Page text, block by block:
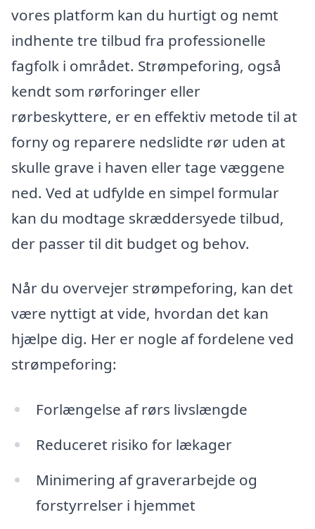
vores platform kan du hurtigt og nemt
indhente tre tilbud fra professionelle
fagfolk i området. Strømpeforing, også
kendt som rørforinger eller
rørbeskyttere, er en effektiv metode til at
forny og reparere nedslidte rør uden at
skulle grave i haven eller tage væggene
ned. Ved at udfylde en simpel formular
kan du modtage skræddersyede tilbud,
der passer til dit budget og behov.
Når du overvejer strømpeforing, kan det
være nyttigt at vide, hvordan det kan
hjælpe dig. Her er nogle af fordelene ved
strømpeforing:
Forlængelse af rørs livslængde
Reduceret risiko for lækager
Minimering af graverarbejde og
forstyrrelser i hjemmet